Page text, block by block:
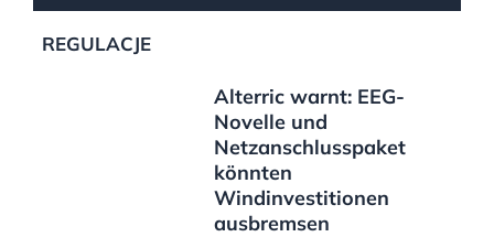
REGULACJE
Alterric warnt: EEG-
Novelle und
Netzanschlusspaket
könnten
Windinvestitionen
ausbremsen